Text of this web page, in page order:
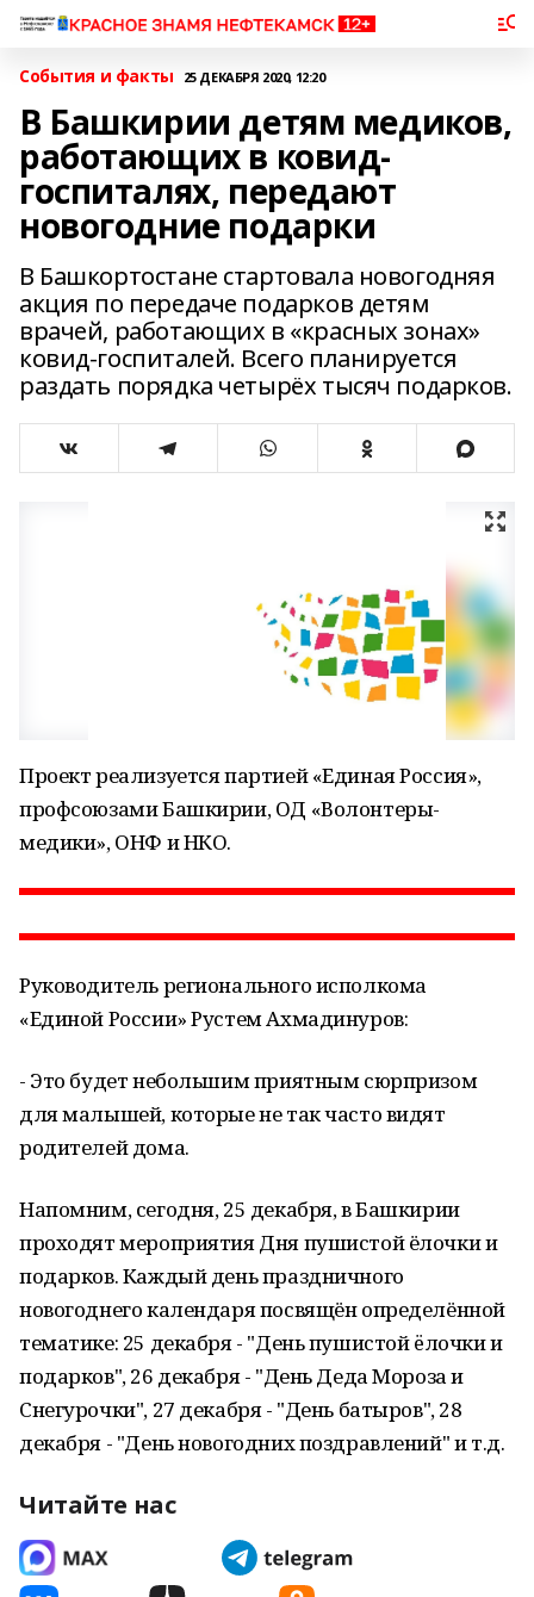
События и факты 25 ДЕКАБРЯ 2020, 12:20
В Башкирии детям медиков,
работающих в ковид-
госпиталях, передают
новогодние подарки
В Башкортостане стартовала новогодняя
акция по передаче подарков детям
врачей, работающих в «красных зонах»
ковид-госпиталей. Всего планируется
раздать порядка четырёх тысяч подарков.
Проект реализуется партией «Единая Россия»,
профсоюзами Башкирии, ОД «Волонтеры-
медики», ОНФ и НКО.
Руководитель регионального исполкома
«Единой России» Рустем Ахмадинуров:
- Это будет небольшим приятным сюрпризом
для малышей, которые не так часто видят
родителей дома.
Напомним, сегодня, 25 декабря, в Башкирии
проходят мероприятия Дня пушистой ёлочки и
подарков. Каждый день праздничного
новогоднего календаря посвящён определённой
тематике: 25 декабря - "День пушистой ëлочки и
подарков", 26 декабря - "День Деда Мороза и
Снегурочки", 27 декабря - "День батыров", 28
декабря - "День новогодних поздравлений" и т.д.
Читайте нас